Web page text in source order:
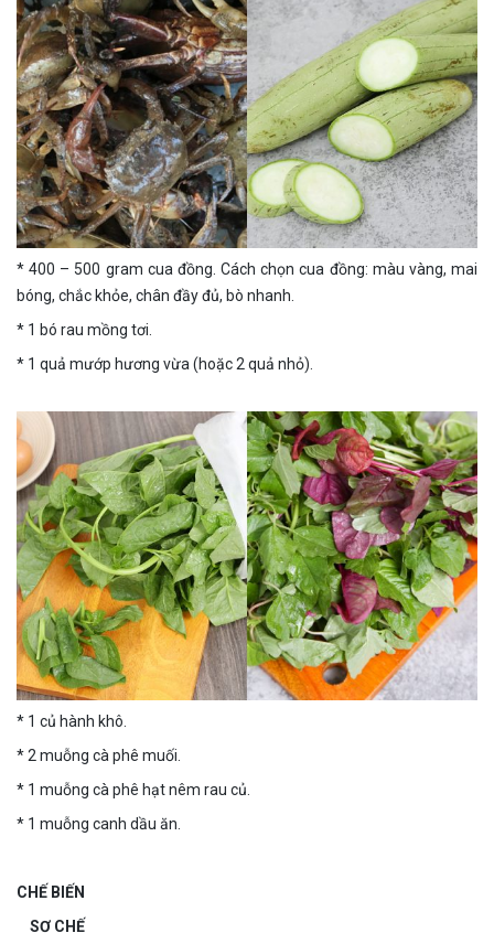
* 400 – 500 gram cua đồng. Cách chọn cua đồng: màu vàng, mai
bóng, chắc khỏe, chân đầy đủ, bò nhanh.
* 1 bó rau mồng tơi.
* 1 quả mướp hương vừa (hoặc 2 quả nhỏ).
* 1 củ hành khô.
* 2 muỗng cà phê muối.
* 1 muỗng cà phê hạt nêm rau củ.
* 1 muỗng canh dầu ăn.
CHẾ BIẾN
SƠ CHẾ